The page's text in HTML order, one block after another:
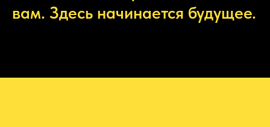
вам. Здесь начинается будущее.